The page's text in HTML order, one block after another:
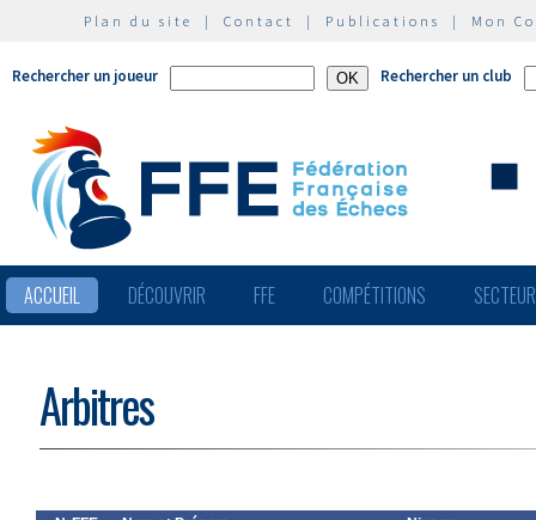
Plan du site | Contact | Publications | Mon
Rechercher un joueur Rechercher un club
ACCUEIL DÉCOUVRIR FFE COMPÉTITIONS
Arbitres